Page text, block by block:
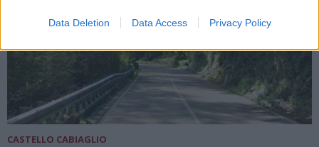
Data Deletion Data Access Privacy Policy
CASTELLO CABIAGLIO